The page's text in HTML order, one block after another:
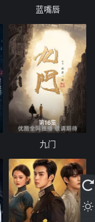
蓝嘴唇
第16集
九门